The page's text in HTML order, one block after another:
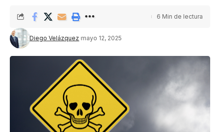
Diego Velázquez mayo 12, 2025
6 Min de lectura